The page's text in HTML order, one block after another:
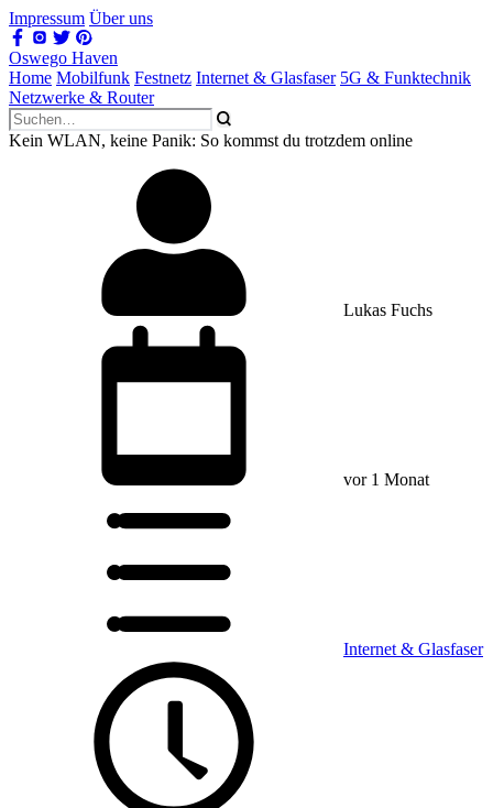
Impressum Über uns
Oswego Haven
Home Mobilfunk Festnetz Internet & Glasfaser 5G & Funktechnik
Netzwerke & Router
Kein WLAN, keine Panik: So kommst du trotzdem online
Lukas Fuchs
vor 1 Monat
Internet & Glasfaser